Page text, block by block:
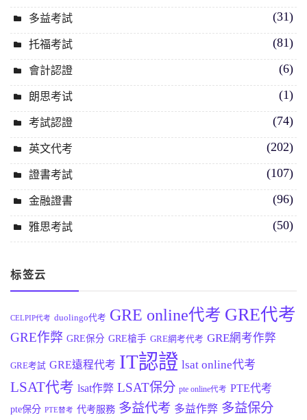
多益考試 (31)
托福考試 (81)
會計認證 (6)
朗思考试 (1)
考試認證 (74)
英文代考 (202)
證書考試 (107)
金融證書 (96)
雅思考試 (50)
标签云
CELPIP代考 duolingo代考 GRE online代考 GRE代考
GRE作弊 GRE保分 GRE槍手 GRE網考代考 GRE網考作弊
GRE考試 GRE遠程代考 IT認證 lsat online代考
LSAT代考 lsat作弊 LSAT保分 pte online代考 PTE代考
pte保分 PTE替考 代考服務 多益代考 多益作弊 多益保分